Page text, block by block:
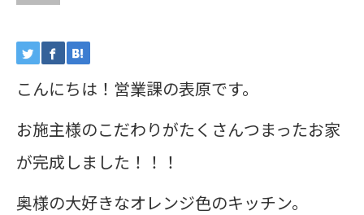
こんにちは！営業課の表原です。
お施主様のこだわりがたくさんつまったお家
が完成しました！！！
奥様の大好きなオレンジ色のキッチン。